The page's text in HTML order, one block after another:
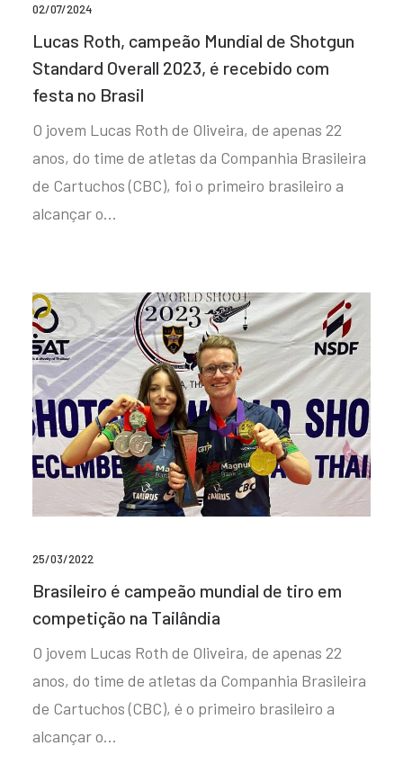
02/07/2024
Lucas Roth, campeão Mundial de Shotgun
Standard Overall 2023, é recebido com
festa no Brasil
O jovem Lucas Roth de Oliveira, de apenas 22
anos, do time de atletas da Companhia Brasileira
de Cartuchos (CBC), foi o primeiro brasileiro a
alcançar o…
25/03/2022
Brasileiro é campeão mundial de tiro em
competição na Tailândia
O jovem Lucas Roth de Oliveira, de apenas 22
anos, do time de atletas da Companhia Brasileira
de Cartuchos (CBC), é o primeiro brasileiro a
alcançar o…